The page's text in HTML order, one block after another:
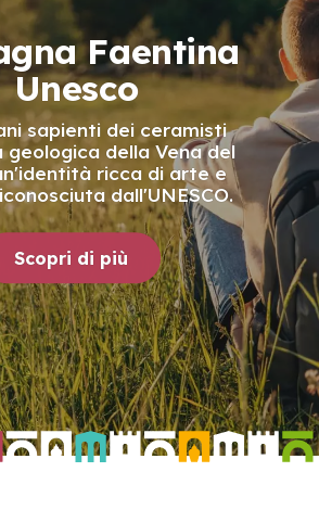
Faentina
Unesco
sapienti dei ceramisti
geologica della Vena del
ricca di arte e
dall'UNESCO.
Scopri di più